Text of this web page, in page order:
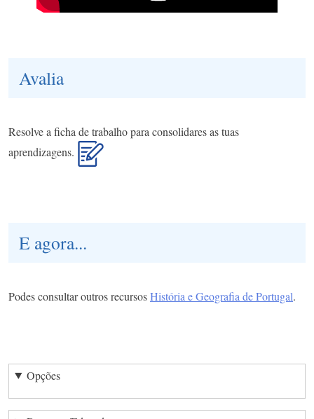
Avalia
Resolve a ficha de trabalho para consolidares as tuas
aprendizagens.
E agora...
Podes consultar outros recursosHistória e Geografia de Portugal.
Opções